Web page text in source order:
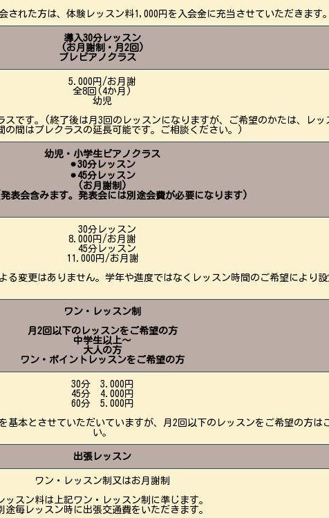
された方は、体験レッスン料1,000円を入会金に充当させていただきます
導入30分レッスン
(お月謝制・月2回)
プレピアノクラス
5.000円/お月謝
全8回(4か月)
幼児
スです。(終了後は月3回のレッスンになりますが、ご希望のかたは、レッ
の間はプレクラスの延長可能です。ご相談ください。)
幼児・小学生ピアノクラス
⚫︎30分レッスン
⚫︎45分レッスン
(お月謝制)
表会含みます。発表会には別途会費が必要になります)
30分レッスン
8.000円/お月謝
45分レッスン
11.000円/お月謝
変更はありません。学年や進度ではなくレッスン時間のご希望により設
ワン・レッスン制
月2回以下のレッスンをご希望の方
中学生以上〜
大人の方
ワン・ポイントレッスンをご希望の方
30分 3.000円
45分 4.000円
60分 5.000円
本とさせていただいていますが、月2回以下のレッスンをご希望の方は
い。
出張レッスン
ワン・レッスン制又はお月謝制
ッスン料は上記ワン・レッスン制に準じます。
途毎レッスン時に出張交通費をいただきます。